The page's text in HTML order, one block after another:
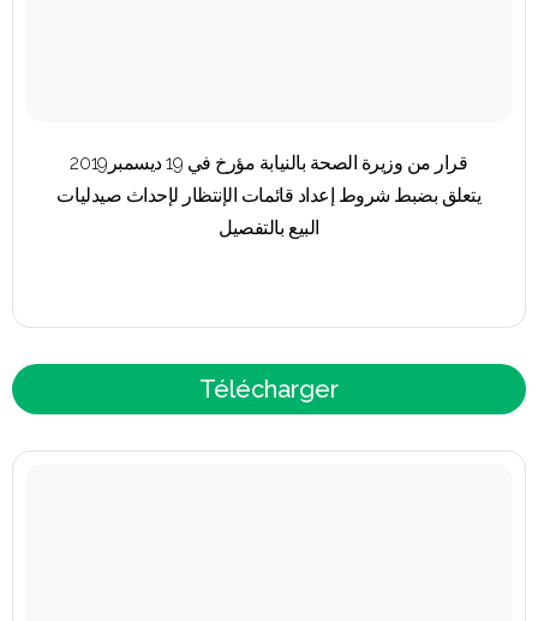
قرار من وزيرة الصحة بالنيابة مؤرخ في 19 ديسمبر2019
يتعلق بضبط شروط إعداد قائمات الإنتظار لإحداث صيدليات
البيع بالتفصيل
Télécharger